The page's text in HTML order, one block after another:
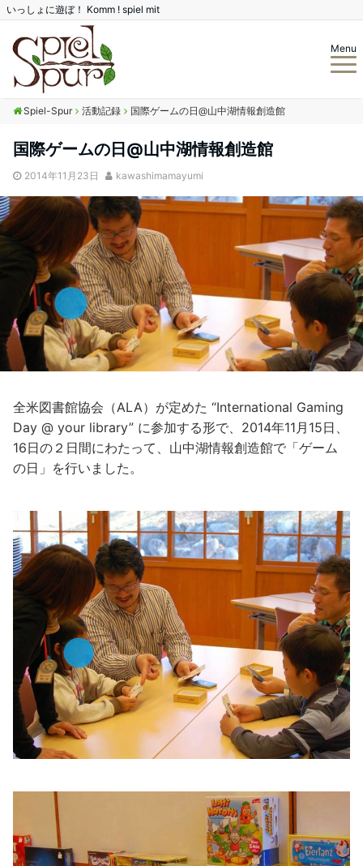
いっしょに遊ぼ！ Komm ! spiel mit
Menu
Spiel-Spur 活動記録 国際ゲームの日@山中湖情報創造館
国際ゲームの日@山中湖情報創造館
2014年11月23日 kawashimamayumi
全米図書館協会（ALA）が定めた “International Gaming
Day @ your library” に参加する形で、2014年11月15日、
16日の２日間にわたって、山中湖情報創造館で「ゲーム
の日」を行いました。